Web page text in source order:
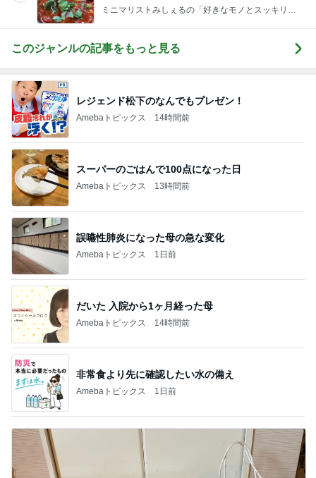
ミニマリストみしぇるの「好きなモノとスッキリ暮
このジャンルの記事をもっと見る
レジェンド松下のなんでもプレゼン！
Amebaトピックス 14時間前
スーパーのごはんで100点になった日
Amebaトピックス 13時間前
誤嚥性肺炎になった母の急な変化
Amebaトピックス 1日前
だいた 入院から1ヶ月経った母
Amebaトピックス 14時間前
非常食より先に確認したい水の備え
Amebaトピックス 1日前